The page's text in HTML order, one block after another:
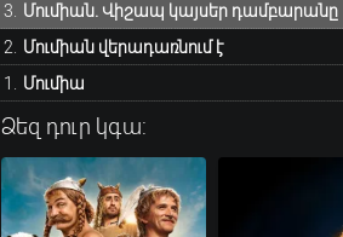
Մումիա
Մումիան վերադառնում է
Մումիան. Վիշապ կայսեր դամբարանը
Ձեզ դուր կգա: